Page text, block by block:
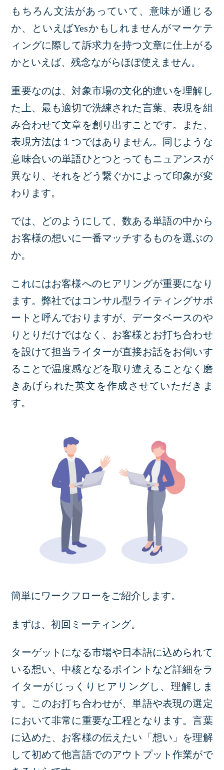
もちろん文法があっていて、意味が通じる
か、といえばYesかもしれませんがマーケテ
ィングに際して訴求力を持つ文章に仕上がる
かといえば、残念ながらほぼ使えません。
重要なのは、対象市場の文化的違いを理解し
た上、最も適切で洗練された言葉、表現を組
み合わせて文章を創り出すことです。また、
表現方法は１つではありません。同じような
意味合いの単語ひとつとってもニュアンスが
異なり、それをどう繋ぐかによって印象が変
わります。
では、どのようにして、数ある単語の中から
お客様の想いに一番マッチするものを選ぶの
か。
これにはお客様へのヒアリングが重要になり
ます。弊社ではコンサル型ライティングサポ
ートと呼んでおりますが、データベースのや
りとりだけではなく、お客様とお打ち合わせ
を設けて担当ライターが直接お話をお伺いす
ることで温度感などを取り違えることなく磨
きあげられた英文を作成させていただきま
す。
簡単にワークフローをご紹介します。
まずは、初回ミーティング。
ターゲットになる市場や日本語に込められて
いる想い、中核となるポイントなど詳細をラ
イターがじっくりヒアリングし、理解しま
す。このお打ち合わせが、単語や表現の選定
において非常に重要な工程となります。言葉
に込めた、お客様の伝えたい「想い」を理解
して初めて他言語でのアウトプット作業がで